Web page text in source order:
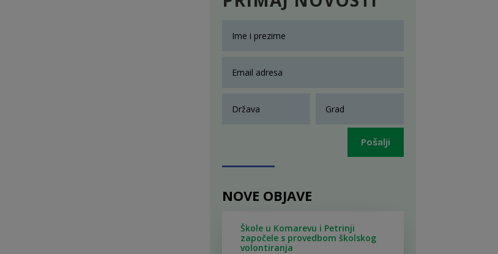
Pošalji
NOVE OBJAVE
Škole u Komarevu i Petrinji
započele s provedbom školskog
volontiranja